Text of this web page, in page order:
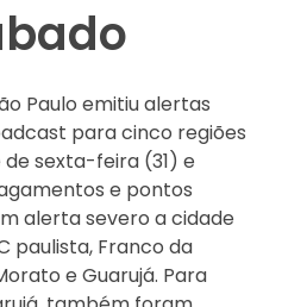
Paulo emitiu alertas
para cinco regiões
sexta-feira (31) e
e pontos
alerta severo a cidade
paulista, Franco da
e Guarujá. Para